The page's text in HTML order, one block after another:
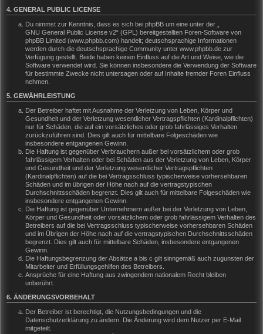
4. GENERAL PUBLIC LICENSE
Du nimmst zur Kenntnis, dass es sich bei phpBB um eine unter der „
GNU General Public License v2“ (GPL) bereitgestellten Foren-Software von
phpBB Limited (www.phpbb.com) handelt; deutschsprachige Informationen
werden durch die deutschsprachige Community unter www.phpbb.de zur
Verfügung gestellt. Beide haben keinen Einfluss auf die Art und Weise, wie die
Software verwendet wird. Sie können insbesondere die Verwendung der Software
für bestimmte Zwecke nicht untersagen oder auf Inhalte fremder Foren Einfluss
nehmen.
5. GEWÄHRLEISTUNG
Der Betreiber haftet mit Ausnahme der Verletzung von Leben, Körper und
Gesundheit und der Verletzung wesentlicher Vertragspflichten (Kardinalpflichten)
nur für Schäden, die auf ein vorsätzliches oder grob fahrlässiges Verhalten
zurückzuführen sind. Dies gilt auch für mittelbare Folgeschäden wie
insbesondere entgangenen Gewinn.
Die Haftung ist gegenüber Verbrauchern außer bei vorsätzlichem oder grob
fahrlässigem Verhalten oder bei Schäden aus der Verletzung von Leben, Körper
und Gesundheit und der Verletzung wesentlicher Vertragspflichten
(Kardinalpflichten) auf die bei Vertragsschluss typischerweise vorhersehbaren
Schäden und im übrigen der Höhe nach auf die vertragstypischen
Durchschnittsschäden begrenzt. Dies gilt auch für mittelbare Folgeschäden wie
insbesondere entgangenen Gewinn.
Die Haftung ist gegenüber Unternehmern außer bei der Verletzung von Leben,
Körper und Gesundheit oder vorsätzlichem oder grob fahrlässigem Verhalten des
Betreibers auf die bei Vertragsschluss typischerweise vorhersehbaren Schäden
und im Übrigen der Höhe nach auf die vertragstypischen Durchschnittsschäden
begrenzt. Dies gilt auch für mittelbare Schäden, insbesondere entgangenen
Gewinn.
Die Haftungsbegrenzung der Absätze a bis c gilt sinngemäß auch zugunsten der
Mitarbeiter und Erfüllungsgehilfen des Betreibers.
Ansprüche für eine Haftung aus zwingendem nationalem Recht bleiben
unberührt.
6. ÄNDERUNGSVORBEHALT
Der Betreiber ist berechtigt, die Nutzungsbedingungen und die
Datenschutzerklärung zu ändern. Die Änderung wird dem Nutzer per E-Mail
mitgeteilt.